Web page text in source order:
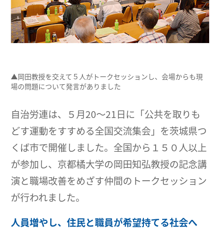
▲岡田教授を交えて５人がトークセッションし、会場からも現
場の問題について発言がありました
自治労連は、５月20～21日に「公共を取りも
どす運動をすすめる全国交流集会」を茨城県つ
くば市で開催しました。全国から１５０人以上
が参加し、京都橘大学の岡田知弘教授の記念講
演と職場改善をめざす仲間のトークセッション
が行われました。
人員増やし、住民と職員が希望持てる社会へ